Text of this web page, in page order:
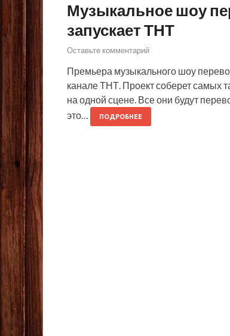
Музыкальное шоу
запускает ТНТ
Оставьте комментарий
Премьера музыкального шоу
канале ТНТ. Проект соберет самых
на одной сцене. Все они будут
это…
ПОДРОБНЕЕ